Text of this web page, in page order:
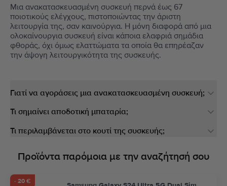
Μια ανακατασκευασμένη συσκευή περνά έως 67
ποιοτικούς ελέγχους, πιστοποιώντας την άριστη
λειτουργία της, σαν καινούργια. Η μόνη διαφορά από μια
ολοκαίνουργια συσκευή είναι κάποια ελαφριά σημάδια
φθοράς, όχι όμως ελαττώματα τα οποία θα επηρέαζαν
την άψογη λειτουργικότητα της συσκευής.
Γιατί να αγοράσεις μια ανακατασκευασμένη συσκευή;
Τι σημαίνει αποδοτική μπαταρία;
Τι περιλαμβάνεται στο κουτί της συσκευής;
Προϊόντα παρόμοια με την αναζήτησή σου
- 20 €